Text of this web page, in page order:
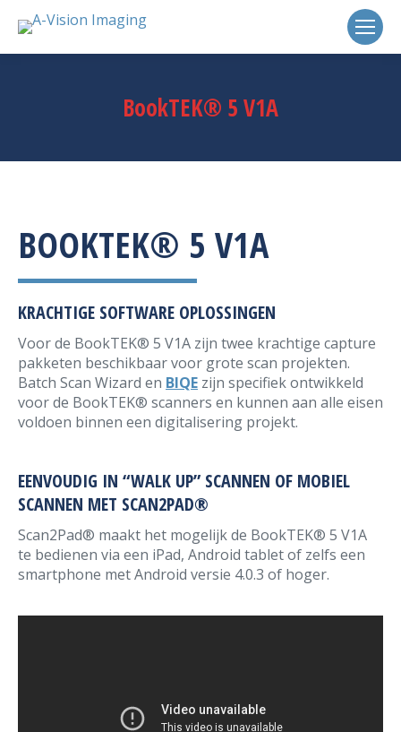
BookTEK® 5 V1A
BOOKTEK® 5 V1A
KRACHTIGE SOFTWARE OPLOSSINGEN
Voor de BookTEK® 5 V1A zijn twee krachtige capture
pakketen beschikbaar voor grote scan projekten.
Batch Scan Wizard en BIQE zijn specifiek ontwikkeld
voor de BookTEK® scanners en kunnen aan alle eisen
voldoen binnen een digitalisering projekt.
EENVOUDIG IN “WALK UP” SCANNEN OF MOBIEL
SCANNEN MET SCAN2PAD®
Scan2Pad® maakt het mogelijk de BookTEK® 5 V1A
te bedienen via een iPad, Android tablet of zelfs een
smartphone met Android versie 4.0.3 of hoger.